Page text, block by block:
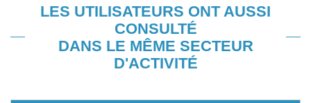
LES UTILISATEURS ONT AUSSI
CONSULTÉ
DANS LE MÊME SECTEUR
D'ACTIVITÉ